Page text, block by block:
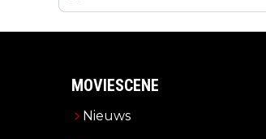
MOVIESCENE
Nieuws